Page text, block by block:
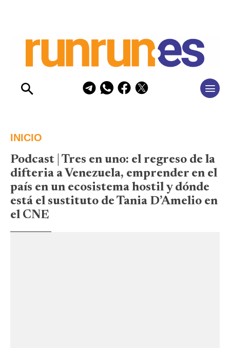
INICIO
Podcast | Tres en uno: el regreso de la
difteria a Venezuela, emprender en el
país en un ecosistema hostil y dónde
está el sustituto de Tania D’Amelio en
el CNE